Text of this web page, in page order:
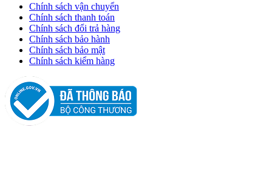
Chính sách vận chuyển
Chính sách thanh toán
Chính sách đổi trả hàng
Chính sách bảo hành
Chính sách bảo mật
Chính sách kiểm hàng